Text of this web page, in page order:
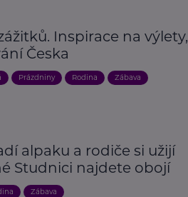
Inspirace na výlety,
Česka
Prázdniny Rodina Zábava
alpaku a rodiče si užijí
Studnici najdete obojí
Zábava